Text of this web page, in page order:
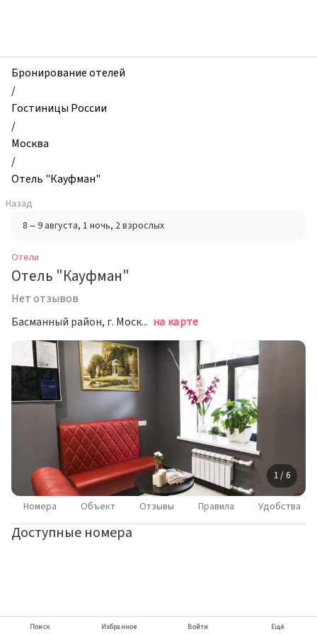
Отель
"Кауфман",
Москва,
Россия
Бронирование отелей
/
Гостиницы России
/
Москва
/
Отель "Кауфман"
Назад
8 – 9 августа, 1 ночь, 2 взрослых
Отели
Отель "Кауфман"
Нет отзывов
Басманный район, г. Москва, ул. Посланников, д. 9 стр. 5 на карте
1 / 6
Номера Объект Отзывы Правила Удобства
Доступные номера
Поиск Избранное Войти Ещё